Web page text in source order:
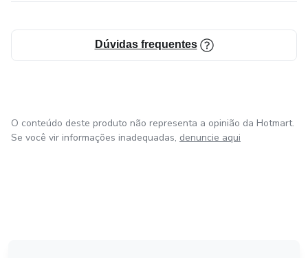
Dúvidas frequentes
O conteúdo deste produto não representa a opinião da Hotmart.
Se você vir informações inadequadas, denuncie aqui